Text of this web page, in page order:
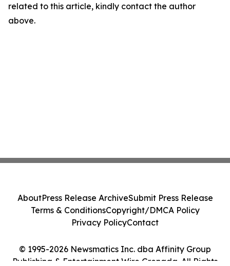
related to this article, kindly contact the author
above.
© 1995-2026 Newsmatics Inc. dba Affinity Group
Publishing & Entertainment Wire Grenada. All Rights
AboutPress Release ArchiveSubmit Press Release
Terms & ConditionsCopyright/DMCA Policy
Privacy PolicyContact